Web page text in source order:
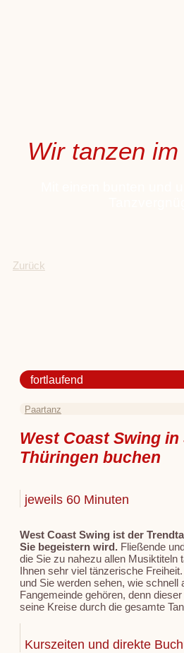
Wir tanzen
Zurück
fortlaufend
Paartanz
West Coast Swing in
Thüringen buchen
jeweils 60 Minuten
West Coast Swing ist der
Sie begeistern wird. Fließende
die Sie zu nahezu allen Musiktiteln
Ihnen sehr viel tänzerische
und Sie werden sehen, wie schnell
Fangemeinde gehören, denn
seine Kreise durch die gesamte
Kurszeiten und direkte